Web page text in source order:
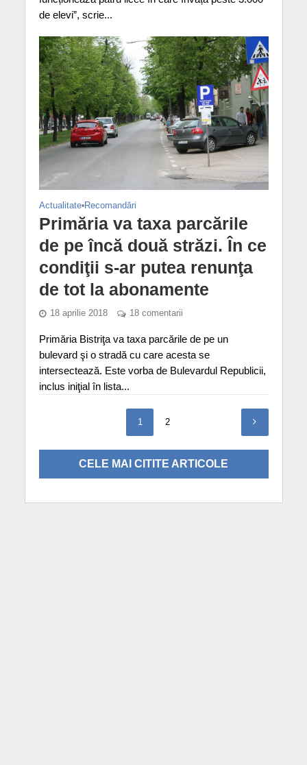
de elevi”, scrie...
Actualitate•Recomandări
Primăria va taxa parcările
de pe încă două străzi. În ce
condiţii s-ar putea renunţa
de tot la abonamente
18 aprilie 2018 18 comentarii
Primăria Bistriţa va taxa parcările de pe un
bulevard şi o stradă cu care acesta se
intersectează. Este vorba de Bulevardul Republicii,
inclus iniţial în lista...
1 2
CELE MAI CITITE ARTICOLE